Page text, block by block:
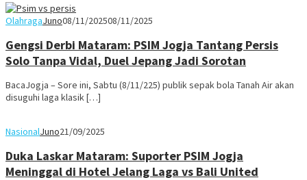
OlahragaJuno08/11/202508/11/2025
Gengsi Derbi Mataram: PSIM Jogja Tantang Persis
Solo Tanpa Vidal, Duel Jepang Jadi Sorotan
BacaJogja – Sore ini, Sabtu (8/11/225) publik sepak bola Tanah Air akan
disuguhi laga klasik […]
NasionalJuno21/09/2025
Duka Laskar Mataram: Suporter PSIM Jogja
Meninggal di Hotel Jelang Laga vs Bali United